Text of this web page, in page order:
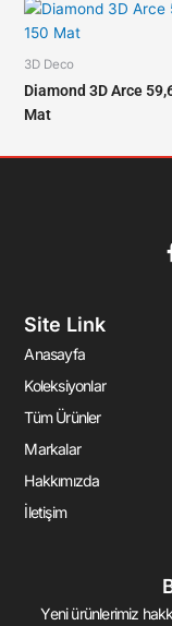
3D Deco
Diamond 3D Arce
Mat
Site Link
Anasayfa
Koleksiyonlar
Tüm Ürünler
Markalar
Hakkımızda
İletişim
Yeni ürünlerimiz